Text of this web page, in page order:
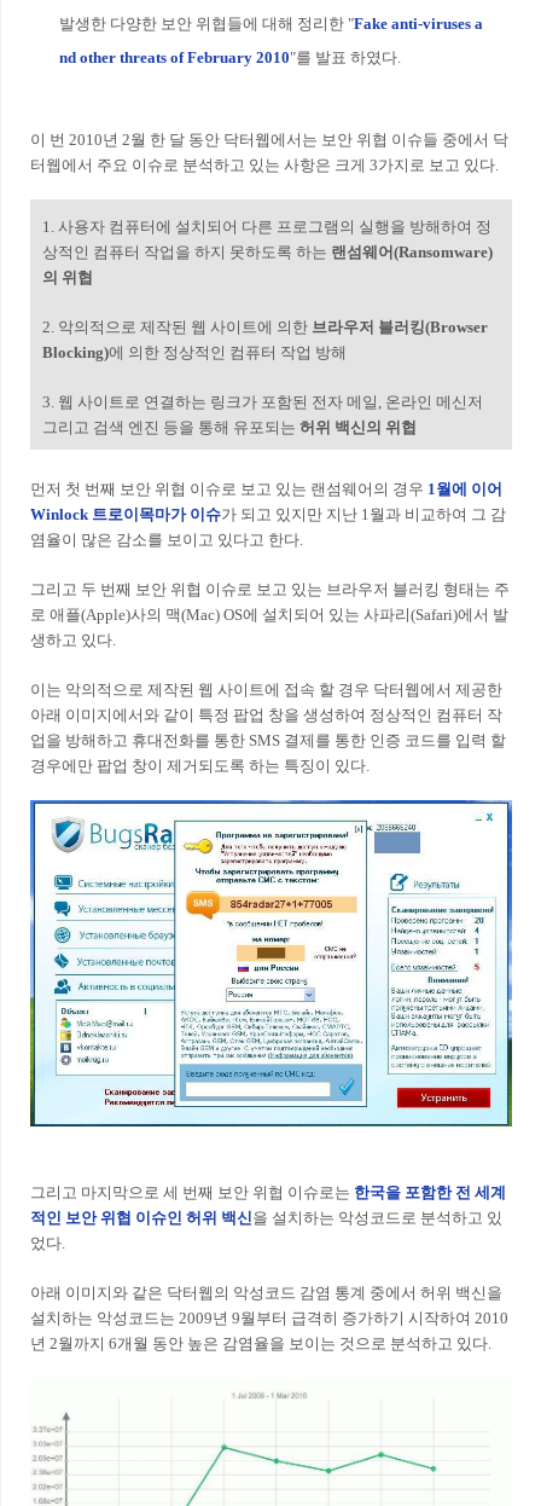
발생한 다양한 보안 위협들에 대해 정리한 "Fake anti-viruses a
nd other threats of February 2010"를 발표 하였다.
이 번 2010년 2월 한 달 동안 닥터웹에서는 보안 위협 이슈들 중에서 닥
터웹에서 주요 이슈로 분석하고 있는 사항은 크게 3가지로 보고 있다.
1. 사용자 컴퓨터에 설치되어 다른 프로그램의 실행을 방해하여 정
상적인 컴퓨터 작업을 하지 못하도록 하는 랜섬웨어(Ransomware)
의 위협
2. 악의적으로 제작된 웹 사이트에 의한 브라우저 블러킹(Browser
Blocking)에 의한 정상적인 컴퓨터 작업 방해
3. 웹 사이트로 연결하는 링크가 포함된 전자 메일, 온라인 메신저
그리고 검색 엔진 등을 통해 유포되는 허위 백신의 위협
먼저 첫 번째 보안 위협 이슈로 보고 있는 랜섬웨어의 경우 1월에 이어
Winlock 트로이목마가 이슈가 되고 있지만 지난 1월과 비교하여 그 감
염율이 많은 감소를 보이고 있다고 한다.
그리고 두 번째 보안 위협 이슈로 보고 있는 브라우저 블러킹 형태는 주
로 애플(Apple)사의 맥(Mac) OS에 설치되어 있는 사파리(Safari)에서 발
생하고 있다.
이는 악의적으로 제작된 웹 사이트에 접속 할 경우 닥터웹에서 제공한
아래 이미지에서와 같이 특정 팝업 창을 생성하여 정상적인 컴퓨터 작
업을 방해하고 휴대전화를 통한 SMS 결제를 통한 인증 코드를 입력 할
경우에만 팝업 창이 제거되도록 하는 특징이 있다.
그리고 마지막으로 세 번째 보안 위협 이슈로는 한국을 포함한 전 세계
적인 보안 위협 이슈인 허위 백신 을 설치하는 악성코드로 분석하고 있
었다.
아래 이미지와 같은 닥터웹의 악성코드 감염 통계 중에서 허위 백신을
설치하는 악성코드는 2009년 9월부터 급격히 증가하기 시작하여 2010
년 2월까지 6개월 동안 높은 감염율을 보이는 것으로 분석하고 있다.